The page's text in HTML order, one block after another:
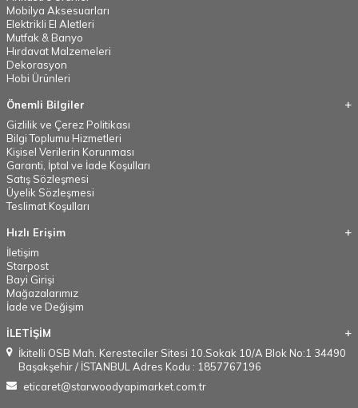
Mobilya Aksesuarları
Elektrikli El Aletleri
Mutfak & Banyo
Hırdavat Malzemeleri
Dekorasyon
Hobi Ürünleri
Önemli Bilgiler
Gizlilik ve Çerez Politikası
Bilgi Toplumu Hizmetleri
Kişisel Verilerin Korunması
Garanti, İptal ve İade Koşulları
Satış Sözleşmesi
Üyelik Sözleşmesi
Teslimat Koşulları
Hızlı Erişim
İletişim
Starpost
Bayi Girişi
Mağazalarımız
İade ve Değişim
İLETİŞİM
İkitelli OSB Mah. Keresteciler Sitesi 10.Sokak 10/A Blok No:1 34490
Başakşehir / İSTANBUL Adres Kodu : 1857767196
eticaret@starwoodyapimarket.com.tr